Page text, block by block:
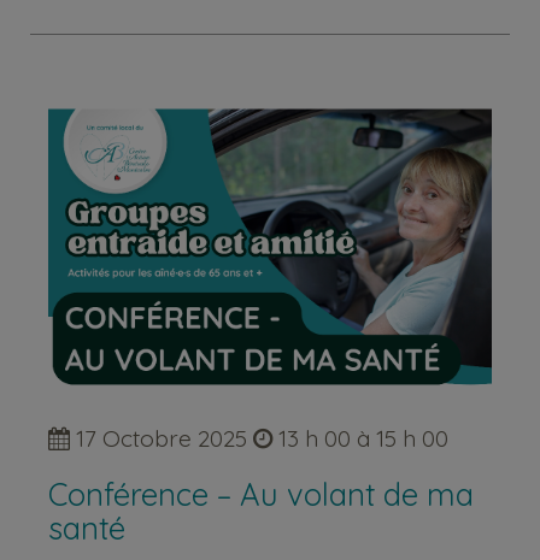
17 Octobre 2025 13 h 00 à 15 h 00
Conférence – Au volant de ma
santé